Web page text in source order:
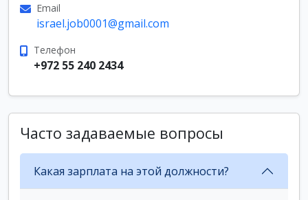
Email
israel.job0001@gmail.com
Телефон
+972 55 240 2434
Часто задаваемые вопросы
Какая зарплата на этой должности?